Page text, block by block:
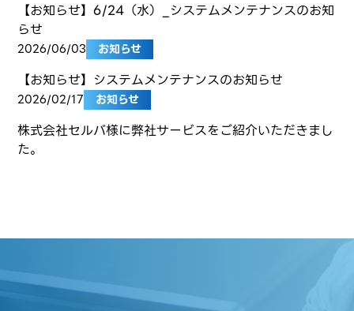
【お知らせ】6/24（水）_システムメンテナンスのお知
らせ
2026/06/03 お知らせ
【お知らせ】システムメンテナンスのお知らせ
2026/02/17 お知らせ
株式会社セルバ様に弊社サービスをご紹介いただきまし
た。